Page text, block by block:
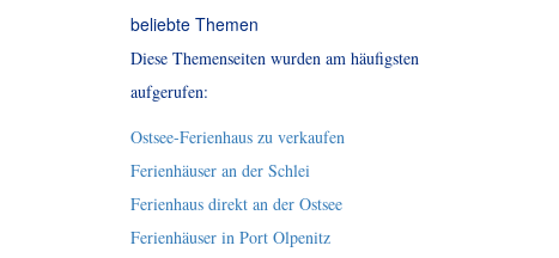
beliebte Themen
Diese Themenseiten wurden am häufigsten
aufgerufen:
Ostsee-Ferienhaus zu verkaufen
Ferienhäuser an der Schlei
Ferienhaus direkt an der Ostsee
Ferienhäuser in Port Olpenitz